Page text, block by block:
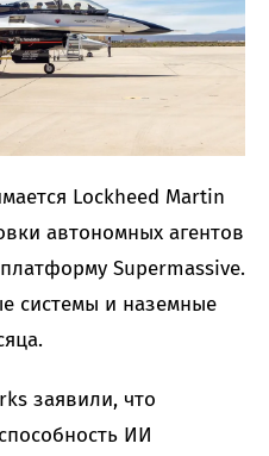
Lockheed Martin
автономных агентов
Supermassive.
системы и наземные
заявили, что
ИИ